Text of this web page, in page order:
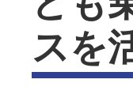
スを